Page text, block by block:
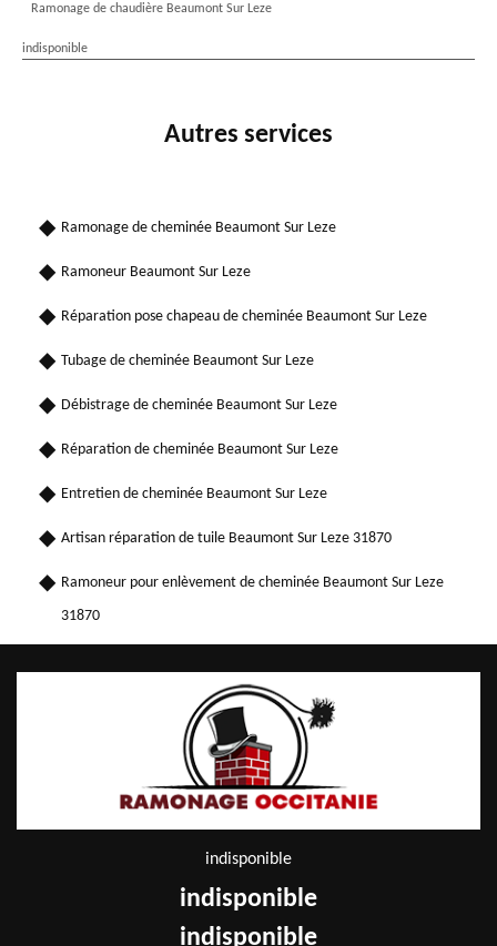
Ramonage de chaudière Beaumont Sur Leze
indisponible
Autres services
Ramonage de cheminée Beaumont Sur Leze
Ramoneur Beaumont Sur Leze
Réparation pose chapeau de cheminée Beaumont Sur Leze
Tubage de cheminée Beaumont Sur Leze
Débistrage de cheminée Beaumont Sur Leze
Réparation de cheminée Beaumont Sur Leze
Entretien de cheminée Beaumont Sur Leze
Artisan réparation de tuile Beaumont Sur Leze 31870
Ramoneur pour enlèvement de cheminée Beaumont Sur Leze
31870
indisponible
indisponible
indisponible